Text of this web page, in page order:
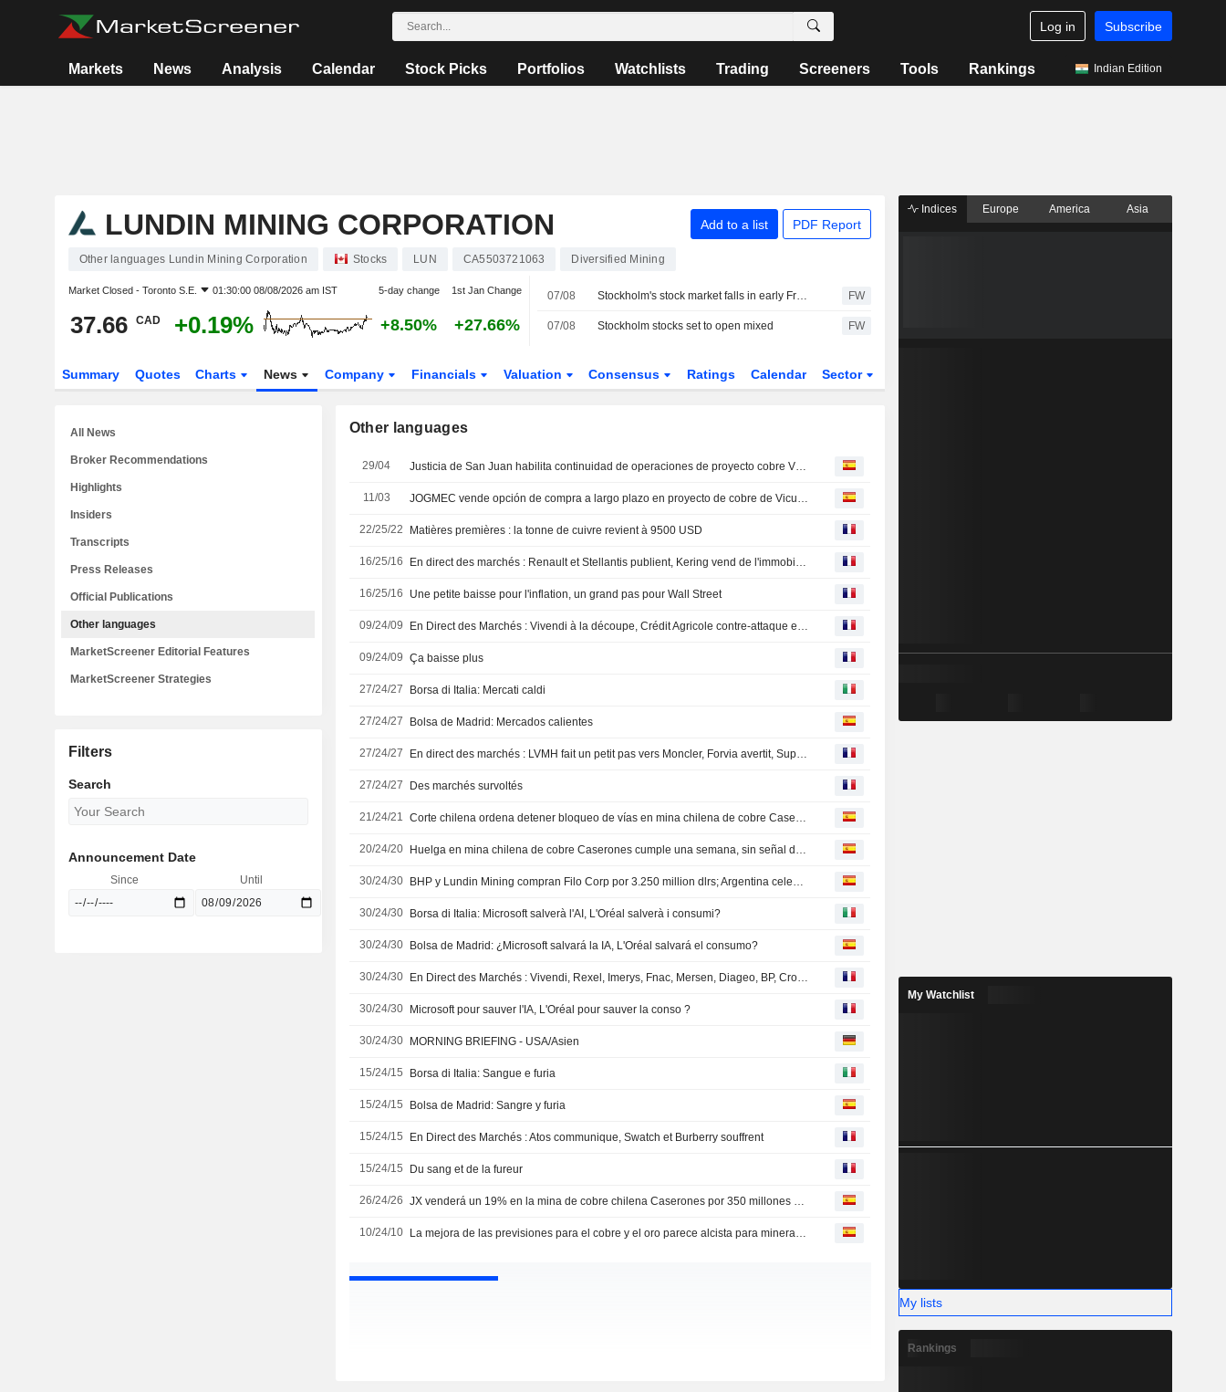
Log in Subscribe
Markets News Analysis Calendar Stock Picks Portfolios Watchlists Trading Screeners Tools Rankings Indian Edition
LUNDIN MINING CORPORATION Add to a list PDF Report
Other languages Lundin Mining Corporation Stocks LUN CA5503721063 Diversified Mining
Market Closed - Toronto S.E. 01:30:00 08/08/2026 am IST 5-day change 1st Jan Change
37.66 CAD +0.19% +8.50% +27.66%
07/08 Stockholm's stock market falls in early Friday trading FW
07/08 Stockholm stocks set to open mixed FW
Summary Quotes Charts News Company Financials Valuation Consensus Ratings Calendar Sector
Other languages
29/04 Justicia de San Juan habilita continuidad de operaciones de proyecto cobre Vicuña en Argentina
11/03 JOGMEC vende opción de compra a largo plazo en proyecto de cobre de Vicuña en Argentina
22/25/22 Matières premières : la tonne de cuivre revient à 9500 USD
16/25/16 En direct des marchés : Renault et Stellantis publient, Kering vend de l'immobilier, Zalando brille
16/25/16 Une petite baisse pour l'inflation, un grand pas pour Wall Street
09/24/09 En Direct des Marchés : Vivendi à la découpe, Crédit Agricole contre-attaque et mariage dans la pub
09/24/09 Ça baisse plus
27/24/27 Borsa di Italia: Mercati caldi
27/24/27 Bolsa de Madrid: Mercados calientes
27/24/27 En direct des marchés : LVMH fait un petit pas vers Moncler, Forvia avertit, Super Micro attaqué
27/24/27 Des marchés survoltés
21/24/21 Corte chilena ordena detener bloqueo de vías en mina chilena de cobre Caserones en medio de huelga
20/24/20 Huelga en mina chilena de cobre Caserones cumple una semana, sin señal de solución: gremio
30/24/30 BHP y Lundin Mining compran Filo Corp por 3.250 million dlrs; Argentina celebra anuncio
30/24/30 Borsa di Italia: Microsoft salverà l'AI, L'Oréal salverà i consumi?
30/24/30 Bolsa de Madrid: ¿Microsoft salvará la IA, L'Oréal salvará el consumo?
30/24/30 En Direct des Marchés : Vivendi, Rexel, Imerys, Fnac, Mersen, Diageo, BP, CrowsStrike, Tesla...
30/24/30 Microsoft pour sauver l'IA, L'Oréal pour sauver la conso ?
30/24/30 MORNING BRIEFING - USA/Asien
15/24/15 Borsa di Italia: Sangue e furia
15/24/15 Bolsa de Madrid: Sangre y furia
15/24/15 En Direct des Marchés : Atos communique, Swatch et Burberry souffrent
15/24/15 Du sang et de la fureur
26/24/26 JX venderá un 19% en la mina de cobre chilena Caserones por 350 millones de dólares
10/24/10 La mejora de las previsiones para el cobre y el oro parece alcista para mineras como Hudbay y Teck -- Market Talk
All News
Broker Recommendations
Highlights
Insiders
Transcripts
Press Releases
Official Publications
Other languages
MarketScreener Editorial Features
MarketScreener Strategies
Filters
Search
Announcement Date
Since Until
Indices Europe America Asia
My Watchlist
My lists
Rankings